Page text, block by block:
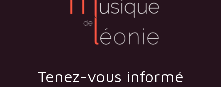
Tenez-vous informé